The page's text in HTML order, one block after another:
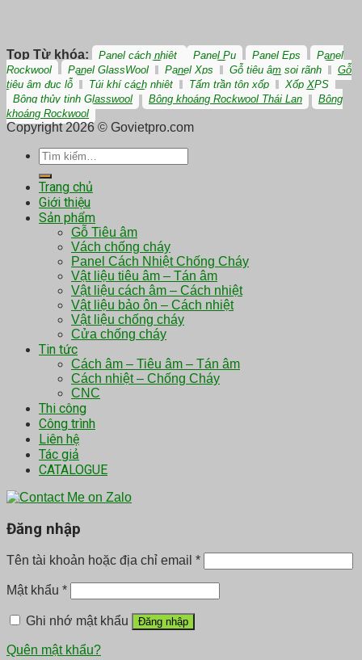
Top Từ khóa: Panel cách nhiệt Panel Pu Panel Eps
Panel
Rockwool
Panel GlassWool Panel Xps Gỗ tiêu âm soi rãnh
Gỗ
tiêu âm đục lỗ
Túi khí cách nhiệt Tấm trần tôn xốp
Xốp XPS
Bông thủy tinh Glasswool
Bông khoáng Rockwool Thái Lan
Bông
khoáng Rockwool
Copyright 2026 © Govietpro.com
Tìm
kiếm:
Trang chủ
Giới thiệu
Sản phẩm
Gỗ Tiêu âm
Vách chống cháy
Panel Cách Nhiệt Chống Cháy
Vật liệu tiêu âm – Tán âm
Vật liệu cách âm – Cách nhiệt
Vật liệu bảo ôn – Cách nhiệt
Vật liệu chống cháy
Cửa chống cháy
Tin tức
Cách âm – Tiêu âm – Tán âm
Cách nhiệt – Chống Cháy
CNC
Thi công
Công trình
Liên hệ
Tác giả
CATALOGUE
Đăng nhập
Tên tài khoản hoặc địa chỉ email *
Mật khẩu *
Ghi nhớ mật khẩu Đăng nhập
Quên mật khẩu?